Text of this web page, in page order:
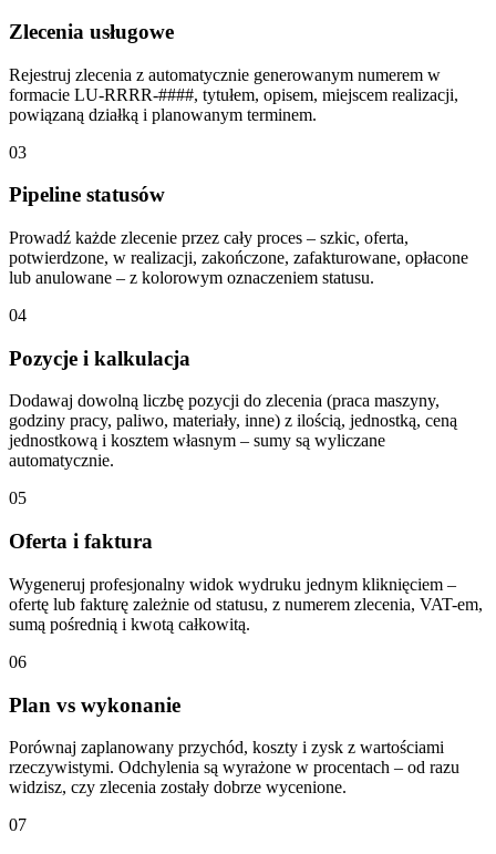
Zlecenia usługowe
Rejestruj zlecenia z automatycznie generowanym numerem w
formacie LU-RRRR-####, tytułem, opisem, miejscem realizacji,
powiązaną działką i planowanym terminem.
03
Pipeline statusów
Prowadź każde zlecenie przez cały proces – szkic, oferta,
potwierdzone, w realizacji, zakończone, zafakturowane, opłacone
lub anulowane – z kolorowym oznaczeniem statusu.
04
Pozycje i kalkulacja
Dodawaj dowolną liczbę pozycji do zlecenia (praca maszyny,
godziny pracy, paliwo, materiały, inne) z ilością, jednostką, ceną
jednostkową i kosztem własnym – sumy są wyliczane
automatycznie.
05
Oferta i faktura
Wygeneruj profesjonalny widok wydruku jednym kliknięciem –
ofertę lub fakturę zależnie od statusu, z numerem zlecenia, VAT-em,
sumą pośrednią i kwotą całkowitą.
06
Plan vs wykonanie
Porównaj zaplanowany przychód, koszty i zysk z wartościami
rzeczywistymi. Odchylenia są wyrażone w procentach – od razu
widzisz, czy zlecenia zostały dobrze wycenione.
07